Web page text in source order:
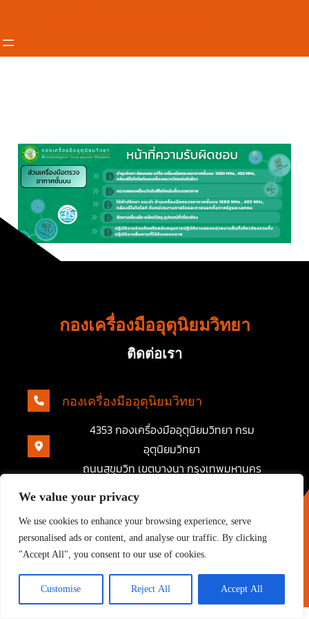
We value your privacy
We use cookies to enhance your browsing experience, serve
personalised ads or content, and analyse our traffic. By clicking
"Accept All", you consent to our use of cookies.
Customise Reject All Accept All
กองเครื่องมืออุตุนิยมวิทยา
ติดต่อเรา
กองเครื่องมืออุตุนิยมวิทยา
4353 กองเครื่องมืออุตุนิยมวิทยา กรม
อุตุนิยมวิทยา
ถนนสุขุมวิท เขตบางนา กรุงเทพมหานคร
กองเครื่องมืออุตุนิยมวิทยา